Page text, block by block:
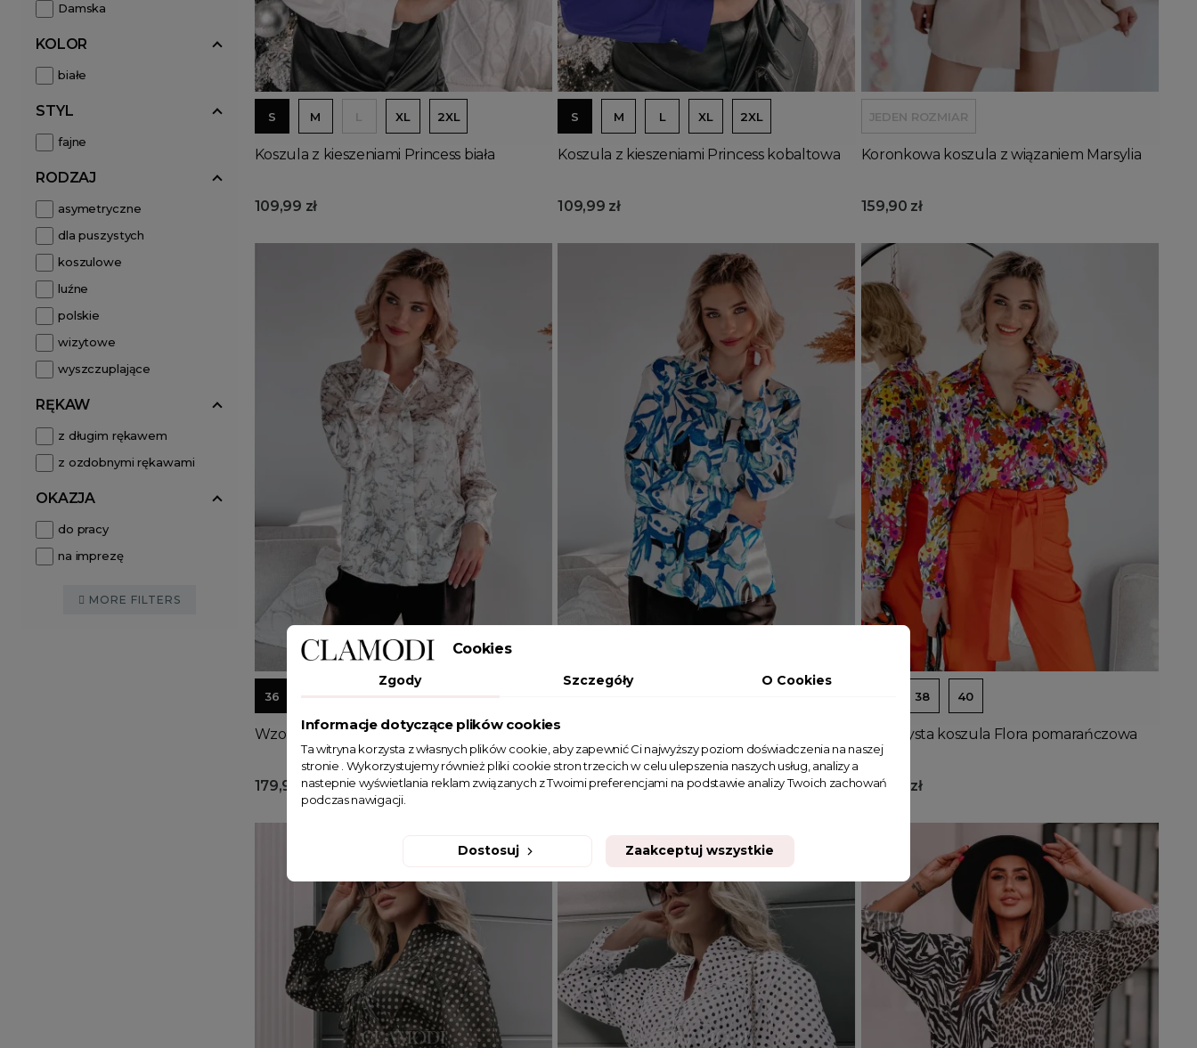
Damska
KOLOR
białe
STYL
fajne
RODZAJ
asymetryczne
dla puszystych
koszulowe
luźne
polskie
wizytowe
wyszczuplające
RĘKAW
z długim rękawem
z ozdobnymi rękawami
OKAZJA
do pracy
na imprezę
MORE FILTERS
Dodaj do koszyka
S M L XL 2XL
Koszula z kieszeniami Princess biała
109,99 zł
Dodaj do koszyka
S M L XL 2XL
Koszula z kieszeniami Princess kobaltowa
109,99 zł
JEDEN ROZMIAR
Koronkowa koszula z wiązaniem Marsylia
159,90 zł
36
Wzorzysta koszula Flora ecru
179,99 zł
Dodaj do koszyka
Wzorzysta koszula Flora niebieska
179,99 zł
38 40
Wzorzysta koszula Flora pomarańczowa
179,99 zł
Cookies
Zgody Szczegóły O Cookies
Informacje dotyczące plików cookies
Ta witryna korzysta z własnych plików cookie, aby zapewnić Ci najwyższy poziom doświadczenia na naszej
stronie . Wykorzystujemy również pliki cookie stron trzecich w celu ulepszenia naszych usług, analizy a
nastepnie wyświetlania reklam związanych z Twoimi preferencjami na podstawie analizy Twoich zachowań
podczas nawigacji.
Dostosuj Zaakceptuj wszystkie